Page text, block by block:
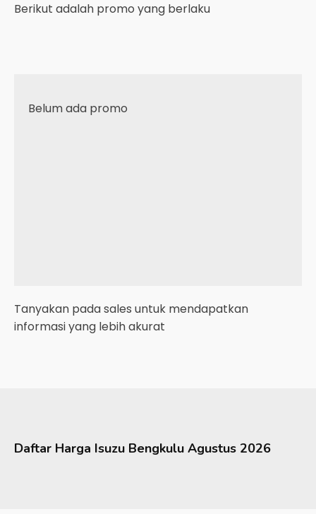
Berikut adalah promo yang berlaku
Belum ada promo
Tanyakan pada sales untuk mendapatkan
informasi yang lebih akurat
Daftar Harga Isuzu Bengkulu Agustus 2026